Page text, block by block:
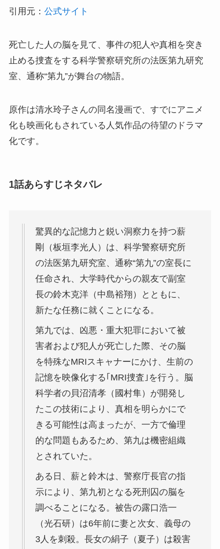
引用元： 公式サイト
死亡した人の脳を見て、事件の犯人や真相を突き
止める捜査をする科学警察研究所の法医第九研究
室、通称“第九”が舞台の物語。
原作は清水玲子さんの同名漫画で、すでにアニメ
化も映画化もされている人気作品の待望のドラマ
化です。
1話あらすじネタバレ
驚異的な記憶力と鋭い洞察力を持つ薪
剛（板垣李光人）は、科学警察研究所
の法医第九研究室、通称“第九”の室長に
任命され、大学時代からの親友で副室
長の鈴木克洋（中島裕翔）とともに、
新たな任務に就くことになる。
第九では、凶悪・重大犯罪において被
害者および犯人が死亡した際、その脳
を特殊なMRIスキャナーにかけ、生前の
記憶を映像化する｢MRI捜査｣を行う。脳
科学者の貝沼清孝（國村隼）が開発し
たこの技術により、真相を明らかにで
きる可能性は高まったが、一方で倫理
的な問題もあるため、第九は機密組織
とされていた。
ある日、薪と鈴木は、警察庁長官の指
示により、第九初となる死刑囚の脳を
調べることになる。被告の露口浩一
（光石研）は6年前に妻と次女、義母の
3人を刺殺。長女の絹子（夏子）は殺害